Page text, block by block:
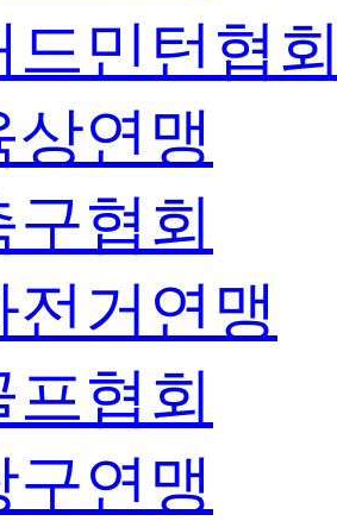
드민턴협
상연맹
구협회
전거연맹
프협회
구연맹